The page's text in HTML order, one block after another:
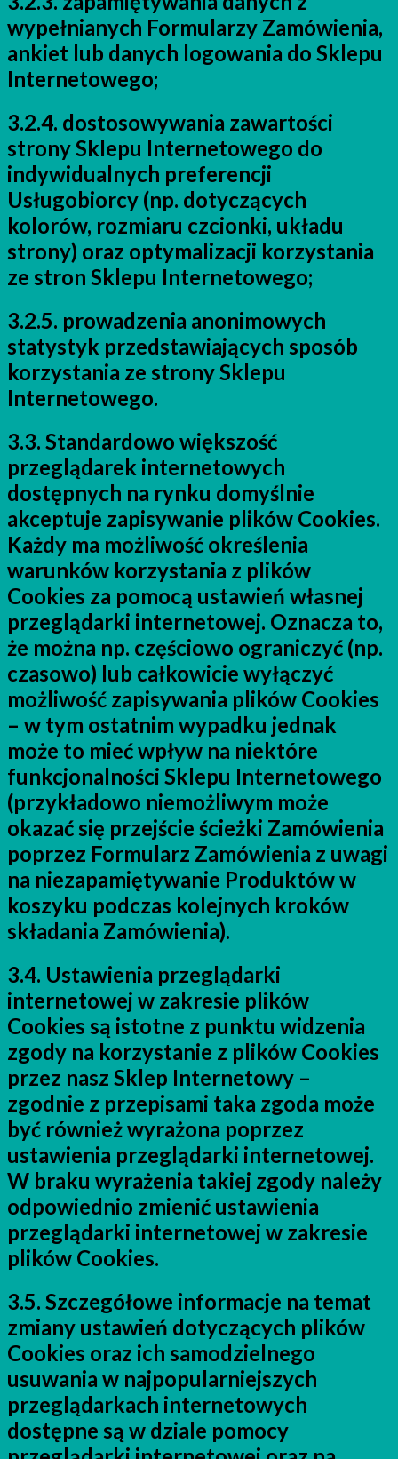
wypełnianych Formularzy Zamówienia,
ankiet lub danych logowania do Sklepu
Internetowego;
3.2.4. dostosowywania zawartości
strony Sklepu Internetowego do
indywidualnych preferencji
Usługobiorcy (np. dotyczących
kolorów, rozmiaru czcionki, układu
strony) oraz optymalizacji korzystania
ze stron Sklepu Internetowego;
3.2.5. prowadzenia anonimowych
statystyk przedstawiających sposób
korzystania ze strony Sklepu
Internetowego.
3.3. Standardowo większość
przeglądarek internetowych
dostępnych na rynku domyślnie
akceptuje zapisywanie plików Cookies.
Każdy ma możliwość określenia
warunków korzystania z plików
Cookies za pomocą ustawień własnej
przeglądarki internetowej. Oznacza to,
że można np. częściowo ograniczyć (np.
czasowo) lub całkowicie wyłączyć
możliwość zapisywania plików Cookies
– w tym ostatnim wypadku jednak
może to mieć wpływ na niektóre
funkcjonalności Sklepu Internetowego
(przykładowo niemożliwym może
okazać się przejście ścieżki Zamówienia
poprzez Formularz Zamówienia z uwagi
na niezapamiętywanie Produktów w
koszyku podczas kolejnych kroków
składania Zamówienia).
3.4. Ustawienia przeglądarki
internetowej w zakresie plików
Cookies są istotne z punktu widzenia
zgody na korzystanie z plików Cookies
przez nasz Sklep Internetowy –
zgodnie z przepisami taka zgoda może
być również wyrażona poprzez
ustawienia przeglądarki internetowej.
W braku wyrażenia takiej zgody należy
odpowiednio zmienić ustawienia
przeglądarki internetowej w zakresie
plików Cookies.
3.5. Szczegółowe informacje na temat
zmiany ustawień dotyczących plików
Cookies oraz ich samodzielnego
usuwania w najpopularniejszych
przeglądarkach internetowych
dostępne są w dziale pomocy